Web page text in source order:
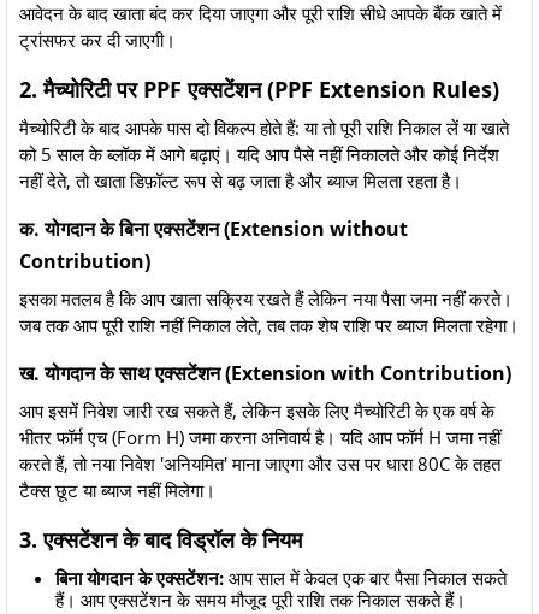
आवेदन के बाद खाता बंद कर दिया जाएगा और पूरी राशि सीधे आपके बैंक खाते में
ट्रांसफर कर दी जाएगी।
2. मैच्योरिटी पर PPF एक्सटेंशन (PPF Extension Rules)
मैच्योरिटी के बाद आपके पास दो विकल्प होते हैं: या तो पूरी राशि निकाल लें या खाते
को 5 साल के ब्लॉक में आगे बढ़ाएं। यदि आप पैसे नहीं निकालते और कोई निर्देश
नहीं देते, तो खाता डिफ़ॉल्ट रूप से बढ़ जाता है और ब्याज मिलता रहता है।
क. योगदान के बिना एक्सटेंशन (Extension without
Contribution)
इसका मतलब है कि आप खाता सक्रिय रखते हैं लेकिन नया पैसा जमा नहीं करते।
जब तक आप पूरी राशि नहीं निकाल लेते, तब तक शेष राशि पर ब्याज मिलता रहेगा।
ख. योगदान के साथ एक्सटेंशन (Extension with Contribution)
आप इसमें निवेश जारी रख सकते हैं, लेकिन इसके लिए मैच्योरिटी के एक वर्ष के
भीतर फॉर्म एच (Form H) जमा करना अनिवार्य है। यदि आप फॉर्म H जमा नहीं
करते हैं, तो नया निवेश 'अनियमित' माना जाएगा और उस पर धारा 80C के तहत
टैक्स छूट या ब्याज नहीं मिलेगा।
3. एक्सटेंशन के बाद विड्रॉल के नियम
बिना योगदान के एक्सटेंशन: आप साल में केवल एक बार पैसा निकाल सकते
हैं। आप एक्सटेंशन के समय मौजूद पूरी राशि तक निकाल सकते हैं।